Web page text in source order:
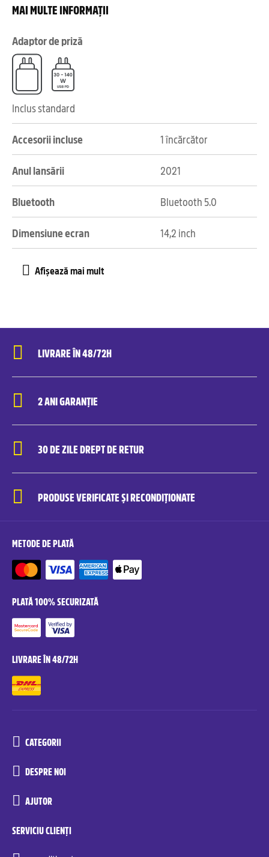
MAI MULTE INFORMAȚII
Adaptor de priză
Inclus standard
Accesorii incluse 1 încărcător
Anul lansării 2021
Bluetooth Bluetooth 5.0
Dimensiune ecran 14,2 inch
LIVRARE ÎN 48/72H
2 ANI GARANȚIE
30 DE ZILE DREPT DE RETUR
PRODUSE VERIFICATE ȘI RECONDIȚIONATE
METODE DE PLATĂ
PLATĂ 100% SECURIZATĂ
LIVRARE ÎN 48/72H
CATEGORII
DESPRE NOI
AJUTOR
SERVICIU CLIENȚI